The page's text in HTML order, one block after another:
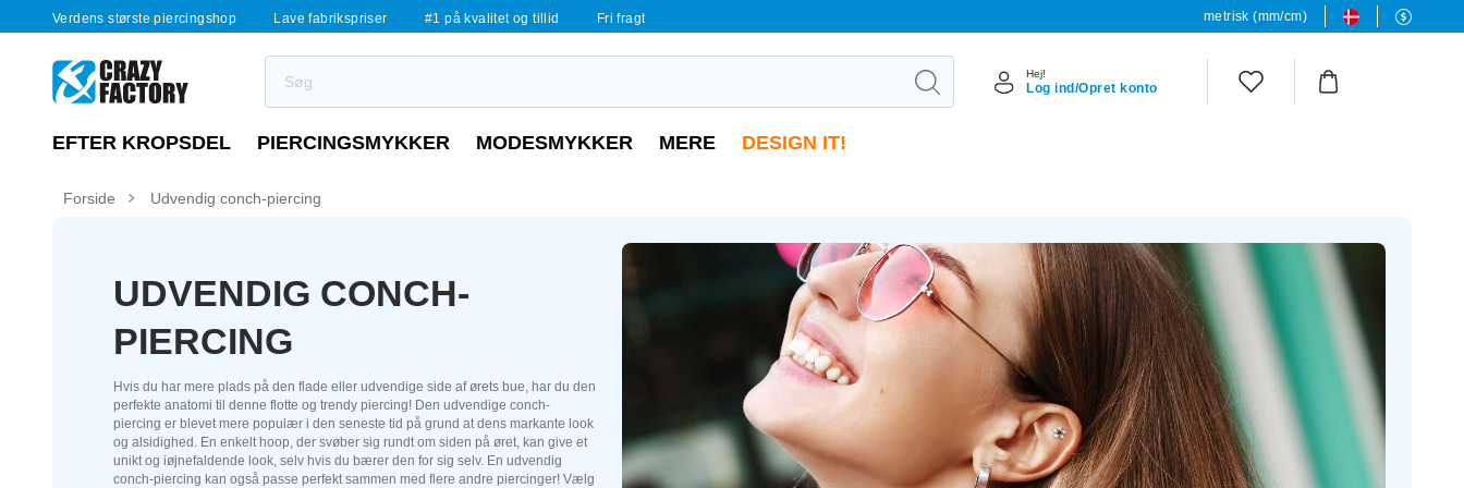
Verdens største piercingshop Lave fabrikspriser #1 på kvalitet og tillid Fri fragt metrisk (mm/cm)
Hej!
Log ind/Opret konto
EFTER KROPSDEL PIERCINGSMYKKER MODESMYKKER MERE DESIGN IT!
Forside Udvendig conch-piercing
UDVENDIG CONCH-
PIERCING
Hvis du har mere plads på den flade eller udvendige side af ørets bue, har du den
perfekte anatomi til denne flotte og trendy piercing! Den udvendige conch-
piercing er blevet mere populær i den seneste tid på grund at dens markante look
og alsidighed. En enkelt hoop, der svøber sig rundt om siden på øret, kan give et
unikt og iøjnefaldende look, selv hvis du bærer den for sig selv. En udvendig
conch-piercing kan også passe perfekt sammen med flere andre piercinger! Vælg